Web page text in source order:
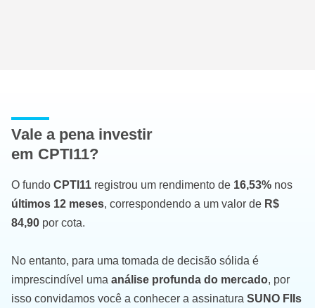
Vale a pena investir
em CPTI11?
O fundo CPTI11 registrou um rendimento de 16,53% nos
últimos 12 meses, correspondendo a um valor de R$
84,90 por cota.
No entanto, para uma tomada de decisão sólida é
imprescindível uma análise profunda do mercado, por
isso convidamos você a conhecer a assinatura SUNO FIIs